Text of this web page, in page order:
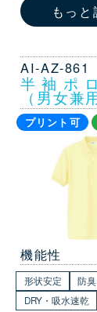
もっと
AI-AZ-861
半袖ポ
（男女兼
プリント可
機能性
形状安定
防臭
DRY・吸水速乾